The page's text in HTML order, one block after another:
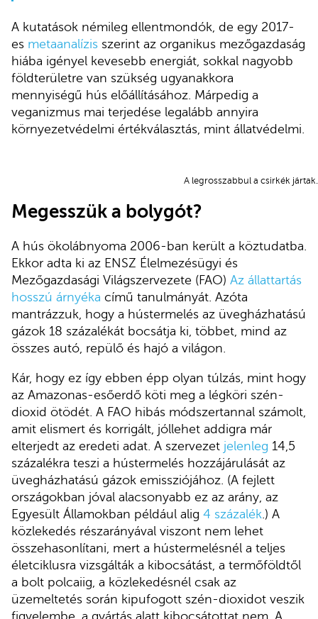
A kutatások némileg ellentmondók, de egy 2017-
es metaanalízis szerint az organikus mezőgazdaság
hiába igényel kevesebb energiát, sokkal nagyobb
földterületre van szükség ugyanakkora
mennyiségű hús előállításához. Márpedig a
veganizmus mai terjedése legalább annyira
környezetvédelmi értékválasztás, mint állatvédelmi.
A legrosszabbul a csirkék
Megesszük a bolygót?
A hús ökolábnyoma 2006-ban került a köztudatba.
Ekkor adta ki az ENSZ Élelmezésügyi és
Mezőgazdasági Világszervezete (FAO) Az állattartás
hosszú árnyéka című tanulmányát. Azóta
mantrázzuk, hogy a hústermelés az üvegházhatású
gázok 18 százalékát bocsátja ki, többet, mind az
összes autó, repülő és hajó a világon.
Kár, hogy ez így ebben épp olyan túlzás, mint hogy
az Amazonas-esőerdő köti meg a légköri szén-
dioxid ötödét. A FAO hibás módszertannal számolt,
amit elismert és korrigált, jóllehet addigra már
elterjedt az eredeti adat. A szervezet jelenleg 14,5
százalékra teszi a hústermelés hozzájárulását az
üvegházhatású gázok emissziójához. (A fejlett
országokban jóval alacsonyabb ez az arány, az
Egyesült Államokban például alig 4 százalék .) A
közlekedés részarányával viszont nem lehet
összehasonlítani, mert a hústermelésnél a teljes
életciklusra vizsgálták a kibocsátást, a termőföldtől
a bolt polcaiig, a közlekedésnél csak az
üzemeltetés során kipufogott szén-dioxidot veszik
figyelembe, a gyártás alatt kibocsátottat nem. A